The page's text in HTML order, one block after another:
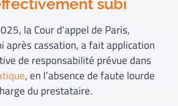
subi
la Cour d’appel de Paris,
après cassation, a fait application
de responsabilité prévue dans
, en l’absence de faute lourde
du prestataire.